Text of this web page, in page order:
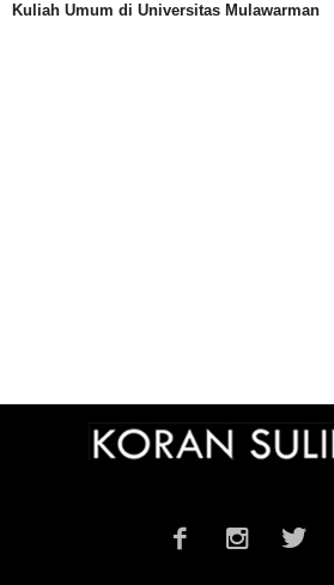
Kuliah Umum di Universitas Mulawarman